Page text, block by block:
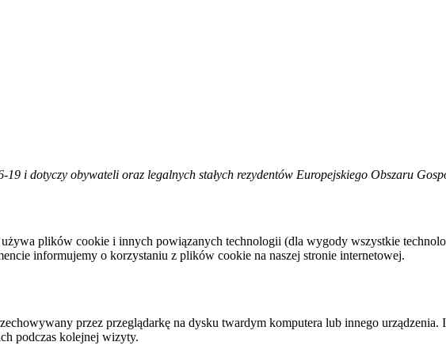
i dotyczy obywateli oraz legalnych stałych rezydentów Europejskiego Obszaru
używa plików cookie i innych powiązanych technologii (dla wygody wszystkie
informujemy o korzystaniu z plików cookie na naszej stronie internetowej.
przez przeglądarkę na dysku twardym komputera lub innego
podczas kolejnej wizyty.